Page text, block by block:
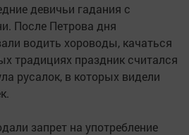
девичьи гадания с
После Петрова дня
водить хороводы, качаться
традициях праздник считался
русалок, в которых видели
запрет на употребление